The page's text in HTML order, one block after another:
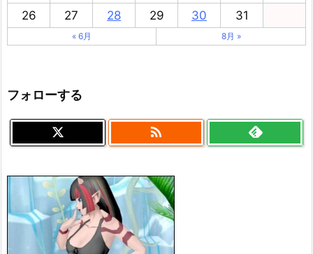
26
27 28 29 30 31
« 6月 8月 »
フォローする
